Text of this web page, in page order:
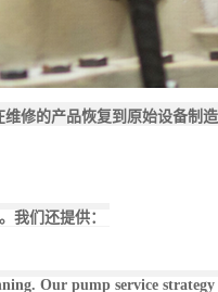
修的产品恢复到原始设备制
我们还提供：
Our pump service